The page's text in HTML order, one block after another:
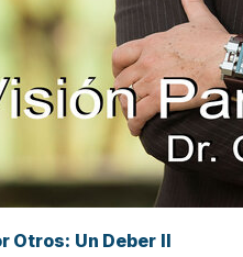
Otros: Un Deber II